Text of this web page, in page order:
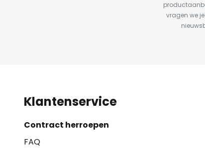
vragen we
Klantenservice
Contract herroepen
FAQ